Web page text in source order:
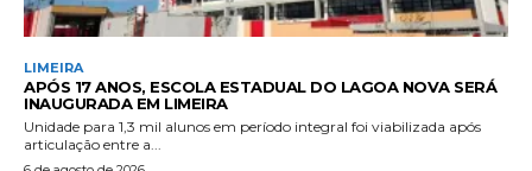
LIMEIRA
APÓS 17 ANOS, ESCOLA ESTADUAL DO LAGOA NOVA SERÁ
INAUGURADA EM LIMEIRA
Unidade para 1,3 mil alunos em período integral foi viabilizada após
articulação entre a...